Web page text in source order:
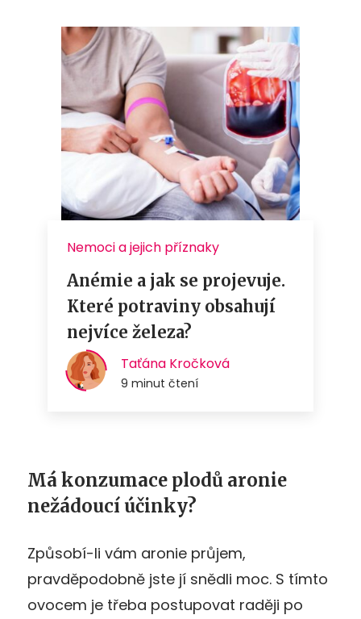
Má konzumace plodů aronie
nežádoucí účinky?
Způsobí-li vám aronie průjem,
pravděpodobně jste jí snědli moc. S tímto
ovocem je třeba postupovat raději po